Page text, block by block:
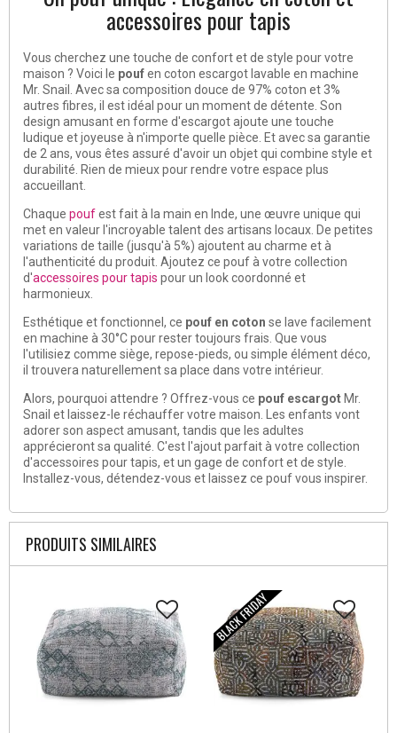
accessoires pour tapis
Vous cherchez une touche de confort et de style pour votre
maison ? Voici le poufen coton escargot lavable en machine
Mr. Snail. Avec sa composition douce de 97% coton et 3%
autres fibres, il est idéal pour un moment de détente. Son
design amusant en forme d'escargot ajoute une touche
ludique et joyeuse à n'importe quelle pièce. Et avec sa garantie
de 2 ans, vous êtes assuré d'avoir un objet qui combine style et
durabilité. Rien de mieux pour rendre votre espace plus
accueillant.
Chaque poufest fait à la main en Inde, une œuvre unique qui
met en valeur l'incroyable talent des artisans locaux. De petites
variations de taille (jusqu'à 5%) ajoutent au charme et à
l'authenticité du produit. Ajoutez ce pouf à votre collection
d'accessoires pour tapis pour un look coordonné et
harmonieux.
Esthétique et fonctionnel, ce pouf en coton se lave facilement
en machine à 30°C pour rester toujours frais. Que vous
l'utilisiez comme siège, repose-pieds, ou simple élément déco,
il trouvera naturellement sa place dans votre intérieur.
Alors, pourquoi attendre ? Offrez-vous ce pouf escargot Mr.
Snail et laissez-le réchauffer votre maison. Les enfants vont
adorer son aspect amusant, tandis que les adultes
apprécieront sa qualité. C'est l'ajout parfait à votre collection
d'accessoires pour tapis, et un gage de confort et de style.
Installez-vous, détendez-vous et laissez ce pouf vous inspirer.
PRODUITS SIMILAIRES